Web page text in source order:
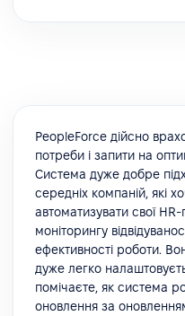
PeopleForce дійсно
потреби і запити на
Система дуже добре
середніх компаній, які
автоматизувати свої
моніторингу
ефективності роботи.
дуже легко
помічаєте, як система
оновлення за